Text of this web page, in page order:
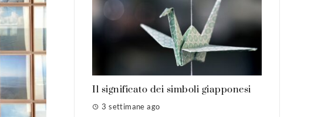
Il significato dei simboli giapponesi
3 settimane ago